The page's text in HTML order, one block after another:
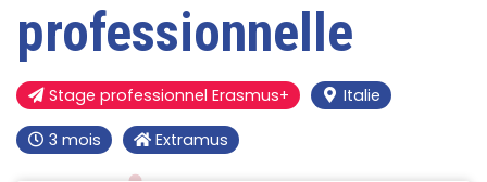
professionnelle
Stage professionnel Erasmus+ Italie
3 mois Extramus